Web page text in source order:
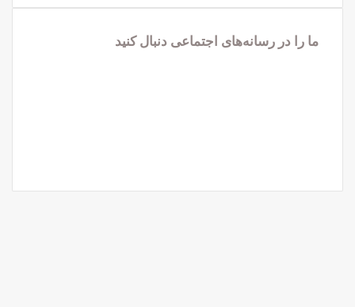
را
کنید
ما را در رسانه‌های اجتماعی دنبال کنید